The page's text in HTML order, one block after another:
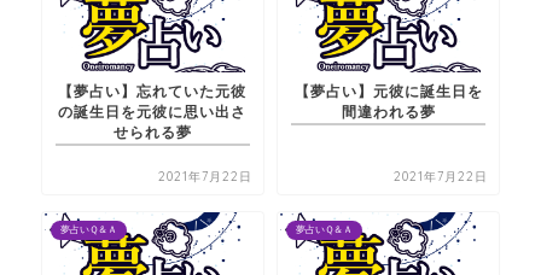
【夢占い】忘れていた元彼
の誕生日を元彼に思い出さ
せられる夢
2021年7月22日
【夢占い】元彼に誕生日を
間違われる夢
2021年7月22日
夢占いＱ＆Ａ 夢占いＱ＆Ａ